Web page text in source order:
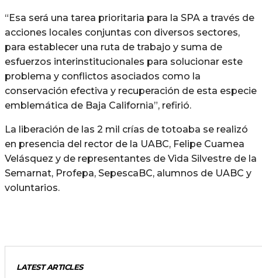
“Esa será una tarea prioritaria para la SPA a través de
acciones locales conjuntas con diversos sectores,
para establecer una ruta de trabajo y suma de
esfuerzos interinstitucionales para solucionar este
problema y conflictos asociados como la
conservación efectiva y recuperación de esta especie
emblemática de Baja California”, refirió.
La liberación de las 2 mil crías de totoaba se realizó
en presencia del rector de la UABC, Felipe Cuamea
Velásquez y de representantes de Vida Silvestre de la
Semarnat, Profepa, SepescaBC, alumnos de UABC y
voluntarios.
LATEST ARTICLES